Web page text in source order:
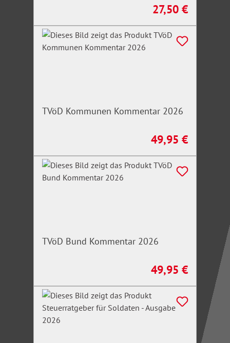
Regulärer Preis:
27,50 €
TVöD Kommunen Kommentar 2026
Regulärer Preis:
49,95 €
TVöD Bund Kommentar 2026
Regulärer Preis:
49,95 €